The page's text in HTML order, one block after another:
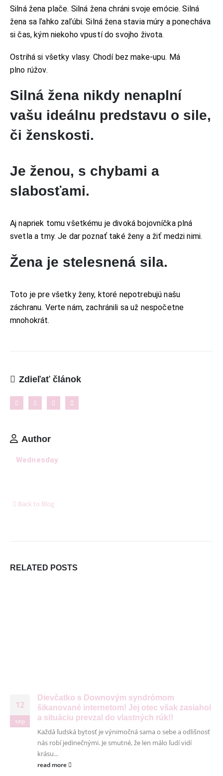
Silná žena plače. Silná žena chráni svoje emócie. Silná
žena sa ľahko zaľúbi. Silná žena stavia múry a ponecháva
si čas, kým niekoho vpustí do svojho života.
Ostrihá si všetky vlasy. Chodí bez make-upu. Má
plno rúžov.
Silná žena nikdy nenaplní
vašu ideálnu predstavu o sile,
či ženskosti.
Je ženou, s chybami a
slabosťami.
Aj napriek tomu všetkému je divoká bojovníčka plná
svetla a tmy. Je dar poznať také ženy a žiť medzi nimi.
Žena je stelesnená sila.
Toto je pre všetky ženy, ktoré nepotrebujú našu
záchranu. Verte nám, zachránili sa už nespočetne
mnohokrát.
Zdieľať článok
Author
Wednesday
Back to Blog
RELATED POSTS
12
sep
Dievčatko s Downovým syndrómom
šikanované internetom! Jej otec však zasiahol
a situáciu prevzal do vlastných rúk!!
Každá ľudská bytosť je výnimočná sama o sebe a odlišnosť
nás robí jedinečnými. Je smutné, že len málo ľudí vidí
krásu...
read more
KONTAKT
ADRESA:
+421 901 762 147
ahoj@lalala.sk
O Lalala
Reklama
Podmienky používania
Ženské košele a blúzky na leto – pohodlie,
tvorbe filmu jednoducho ignorované
6. januára 2026
6. januára 2026
© Copyright 2026. Všetky práva vyhradené